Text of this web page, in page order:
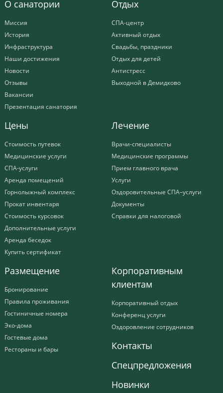
О санатории
Миссия
История
Инфраструктура
Наши достижения
Новости
Отзывы
Вакансии
Презентация санатория
Отдых
СПА-центр
Активный отдых
Свадьбы, праздники
Отдых для детей
Антистресс
Выходной в Демидково
Цены
Стоимость путевок
Медицинские услуги
СПА-услуги
Аренда помещений
Горнолыжный комплекс
Прокат инвентаря
Стоимость курсовок
Дополнительные услуги
Аренда беседок
Купить сертификат
Лечение
Врачи-специалисты
Медицинские программы
Прием главного врача
Услуги
Оздоровительные СПА–услуги
Документы
Справки для налоговой
Размещение
Бронирование
Правила проживания
Гостиничные номера
Эко-дома
Гостевые дома
Рестораны и бары
Корпоративным
клиентам
Корпоративный отдых
Конференц услуги
Оздоровление сотрудников
Контакты
Спецпредложения
Новинки